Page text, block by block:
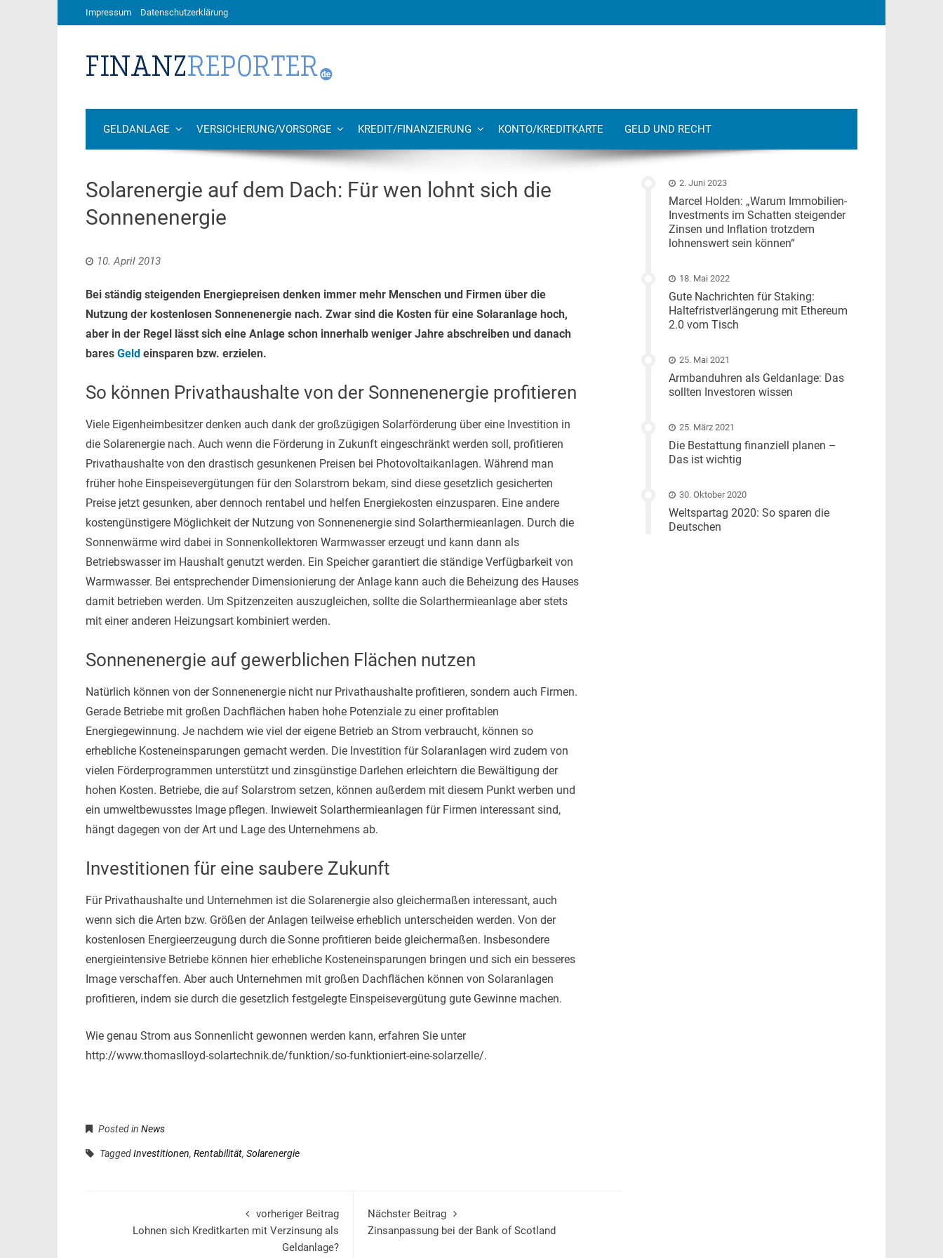
Impressum Datenschutzerklärung
GELDANLAGE VERSICHERUNG/VORSORGE KREDIT/FINANZIERUNG KONTO/KREDITKARTE GELD UND RECHT
Solarenergie auf dem Dach: Für wen lohnt sich die
Sonnenenergie
10. April 2013
Bei ständig steigenden Energiepreisen denken immer mehr Menschen und Firmen über die
Nutzung der kostenlosen Sonnenenergie nach. Zwar sind die Kosten für eine Solaranlage hoch,
aber in der Regel lässt sich eine Anlage schon innerhalb weniger Jahre abschreiben und danach
bares Geld einsparen bzw. erzielen.
So können Privathaushalte von der Sonnenenergie profitieren
Viele Eigenheimbesitzer denken auch dank der großzügigen Solarförderung über eine Investition in
die Solarenergie nach. Auch wenn die Förderung in Zukunft eingeschränkt werden soll, profitieren
Privathaushalte von den drastisch gesunkenen Preisen bei Photovoltaikanlagen. Während man
früher hohe Einspeisevergütungen für den Solarstrom bekam, sind diese gesetzlich gesicherten
Preise jetzt gesunken, aber dennoch rentabel und helfen Energiekosten einzusparen. Eine andere
kostengünstigere Möglichkeit der Nutzung von Sonnenenergie sind Solarthermieanlagen. Durch die
Sonnenwärme wird dabei in Sonnenkollektoren Warmwasser erzeugt und kann dann als
Betriebswasser im Haushalt genutzt werden. Ein Speicher garantiert die ständige Verfügbarkeit von
Warmwasser. Bei entsprechender Dimensionierung der Anlage kann auch die Beheizung des Hauses
damit betrieben werden. Um Spitzenzeiten auszugleichen, sollte die Solarthermieanlage aber stets
mit einer anderen Heizungsart kombiniert werden.
Sonnenenergie auf gewerblichen Flächen nutzen
Natürlich können von der Sonnenenergie nicht nur Privathaushalte profitieren, sondern auch Firmen.
Gerade Betriebe mit großen Dachflächen haben hohe Potenziale zu einer profitablen
Energiegewinnung. Je nachdem wie viel der eigene Betrieb an Strom verbraucht, können so
erhebliche Kosteneinsparungen gemacht werden. Die Investition für Solaranlagen wird zudem von
vielen Förderprogrammen unterstützt und zinsgünstige Darlehen erleichtern die Bewältigung der
hohen Kosten. Betriebe, die auf Solarstrom setzen, können außerdem mit diesem Punkt werben und
ein umweltbewusstes Image pflegen. Inwieweit Solarthermieanlagen für Firmen interessant sind,
hängt dagegen von der Art und Lage des Unternehmens ab.
Investitionen für eine saubere Zukunft
Für Privathaushalte und Unternehmen ist die Solarenergie also gleichermaßen interessant, auch
wenn sich die Arten bzw. Größen der Anlagen teilweise erheblich unterscheiden werden. Von der
kostenlosen Energieerzeugung durch die Sonne profitieren beide gleichermaßen. Insbesondere
energieintensive Betriebe können hier erhebliche Kosteneinsparungen bringen und sich ein besseres
Image verschaffen. Aber auch Unternehmen mit großen Dachflächen können von Solaranlagen
profitieren, indem sie durch die gesetzlich festgelegte Einspeisevergütung gute Gewinne machen.
Wie genau Strom aus Sonnenlicht gewonnen werden kann, erfahren Sie unter
http://www.thomaslloyd-solartechnik.de/funktion/so-funktioniert-eine-solarzelle/.
Posted in News
TaggedInvestitionen, Rentabilität, Solarenergie
vorheriger Beitrag
Lohnen sich Kreditkarten mit Verzinsung als
Geldanlage?
Nächster Beitrag
Zinsanpassung bei der Bank of Scotland
2. Juni 2023
Marcel Holden: „Warum Immobilien-
Investments im Schatten steigender
Zinsen und Inflation trotzdem
lohnenswert sein können“
18. Mai 2022
Gute Nachrichten für Staking:
Haltefristverlängerung mit Ethereum
2.0 vom Tisch
25. Mai 2021
Armbanduhren als Geldanlage: Das
sollten Investoren wissen
25. März 2021
Die Bestattung finanziell planen –
Das ist wichtig
30. Oktober 2020
Weltspartag 2020: So sparen die
Deutschen